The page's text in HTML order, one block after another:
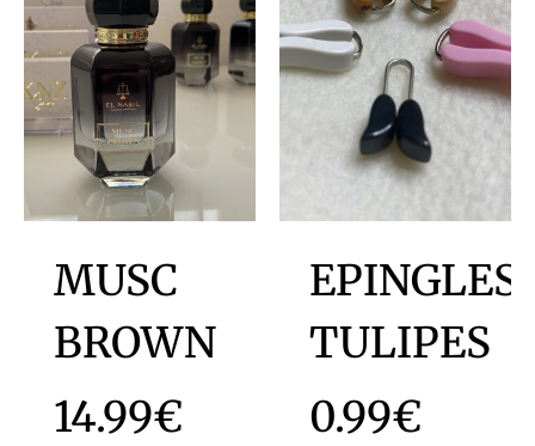
MUSC
BROWN
14.99€
EPINGLES
TULIPES
0.99€